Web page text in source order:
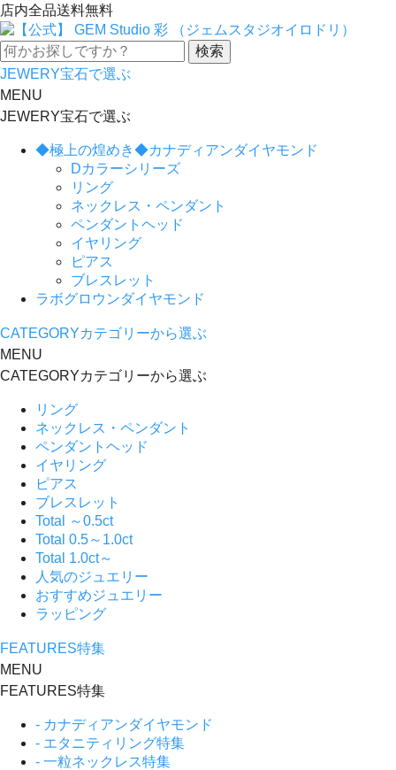
店内全品送料無料
JEWERY宝石で選ぶ
MENU
JEWERY宝石で選ぶ
◆極上の煌めき◆カナディアンダイヤモンド
Dカラーシリーズ
リング
ネックレス・ペンダント
ペンダントヘッド
イヤリング
ピアス
ブレスレット
ラボグロウンダイヤモンド
CATEGORYカテゴリーから選ぶ
MENU
CATEGORYカテゴリーから選ぶ
リング
ネックレス・ペンダント
ペンダントヘッド
イヤリング
ピアス
ブレスレット
Total ～0.5ct
Total 0.5～1.0ct
Total 1.0ct～
人気のジュエリー
おすすめジュエリー
ラッピング
FEATURES特集
MENU
FEATURES特集
- カナディアンダイヤモンド
- エタニティリング特集
- 一粒ネックレス特集